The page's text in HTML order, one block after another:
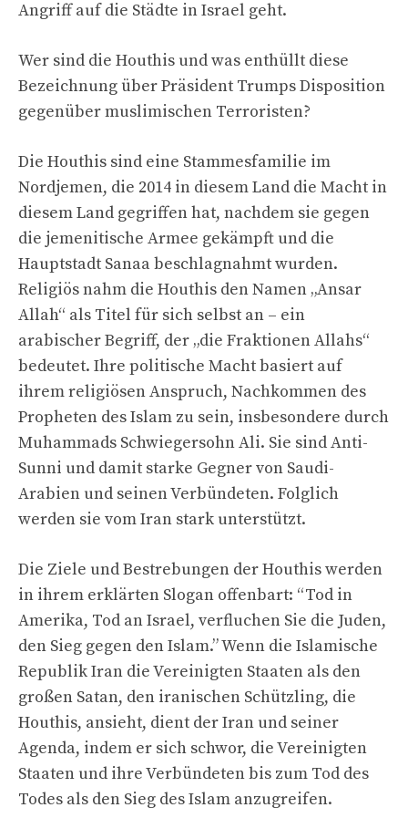
Angriff auf die Städte in Israel geht.
Wer sind die Houthis und was enthüllt diese
Bezeichnung über Präsident Trumps Disposition
gegenüber muslimischen Terroristen?
Die Houthis sind eine Stammesfamilie im
Nordjemen, die 2014 in diesem Land die Macht in
diesem Land gegriffen hat, nachdem sie gegen
die jemenitische Armee gekämpft und die
Hauptstadt Sanaa beschlagnahmt wurden.
Religiös nahm die Houthis den Namen „Ansar
Allah“ als Titel für sich selbst an – ein
arabischer Begriff, der „die Fraktionen Allahs“
bedeutet. Ihre politische Macht basiert auf
ihrem religiösen Anspruch, Nachkommen des
Propheten des Islam zu sein, insbesondere durch
Muhammads Schwiegersohn Ali. Sie sind Anti-
Sunni und damit starke Gegner von Saudi-
Arabien und seinen Verbündeten. Folglich
werden sie vom Iran stark unterstützt.
Die Ziele und Bestrebungen der Houthis werden
in ihrem erklärten Slogan offenbart: “Tod in
Amerika, Tod an Israel, verfluchen Sie die Juden,
den Sieg gegen den Islam.” Wenn die Islamische
Republik Iran die Vereinigten Staaten als den
großen Satan, den iranischen Schützling, die
Houthis, ansieht, dient der Iran und seiner
Agenda, indem er sich schwor, die Vereinigten
Staaten und ihre Verbündeten bis zum Tod des
Todes als den Sieg des Islam anzugreifen.